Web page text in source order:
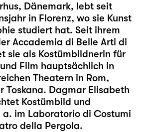
Dänemark, lebt seit
in Florenz, wo sie Kunst
studiert hat. Seit ihrem
Accademia di Belle Arti di
sie als Kostümbildnerin für
Film hauptsächlich in
Theatern in Rom,
Toskana. Dagmar Elisabeth
Kostümbild und
a. im Laboratorio di Costumi
della Pergola.